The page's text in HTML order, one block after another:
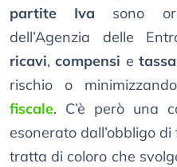
partite Iva sono
dell’Agenzia delle
ricavi,compensi e
rischio o
fiscale. C’è però una
esonerato dall’obbligo
tratta di coloro che